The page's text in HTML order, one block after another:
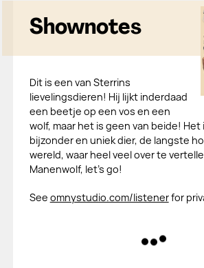
Shownotes
Dit is een van Sterrins
lievelingsdieren! Hij lijkt inderdaad
een beetje op een vos en een
wolf, maar het is geen van beide! Het
bijzonder en uniek dier, de langste
wereld, waar heel veel over te
Manenwolf, let’s go!
See omnystudio.com/listenerfor